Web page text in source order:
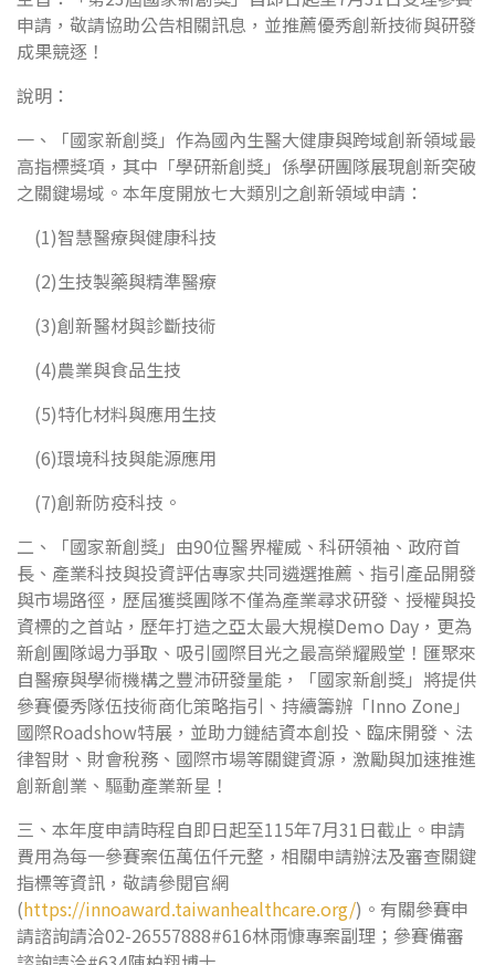
申請，敬請協助公告相關訊息，並推薦優秀創新技術與研發
成果競逐！
說明：
一、「國家新創獎」作為國內生醫大健康與跨域創新領域最
高指標獎項，其中「學研新創獎」係學研團隊展現創新突破
之關鍵場域。本年度開放七大類別之創新領域申請：
(1)智慧醫療與健康科技
(2)生技製藥與精準醫療
(3)創新醫材與診斷技術
(4)農業與食品生技
(5)特化材料與應用生技
(6)環境科技與能源應用
(7)創新防疫科技。
二、「國家新創獎」由90位醫界權威、科研領袖、政府首
長、產業科技與投資評估專家共同遴選推薦、指引產品開發
與市場路徑，歷屆獲獎團隊不僅為產業尋求研發、授權與投
資標的之首站，歷年打造之亞太最大規模Demo Day，更為
新創團隊竭力爭取、吸引國際目光之最高榮耀殿堂！匯聚來
自醫療與學術機構之豐沛研發量能，「國家新創獎」將提供
參賽優秀隊伍技術商化策略指引、持續籌辦「Inno Zone」
國際Roadshow特展，並助力鏈結資本創投、臨床開發、法
律智財、財會稅務、國際市場等關鍵資源，激勵與加速推進
創新創業、驅動產業新星！
三、本年度申請時程自即日起至115年7月31日截止。申請
費用為每一參賽案伍萬伍仟元整，相關申請辦法及審查關鍵
指標等資訊，敬請參閱官網
(https://innoaward.taiwanhealthcare.org/)。有關參賽申
請諮詢請洽02-26557888#616林雨慷專案副理；參賽備審